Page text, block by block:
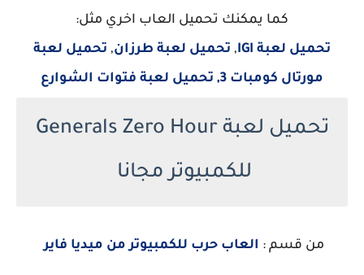
كما يمكنك تحميل العاب اخري مثل:
تحميل لعبة IGI
, تحميل لعبة طرزان, تحميل لعبة
مورتال كومبات 3,
تحميل لعبة فتوات الشوارع
تحميل لعبة Generals Zero Hour
للكمبيوتر مجانا
من قسم : العاب حرب للكمبيوتر من ميديا فاير